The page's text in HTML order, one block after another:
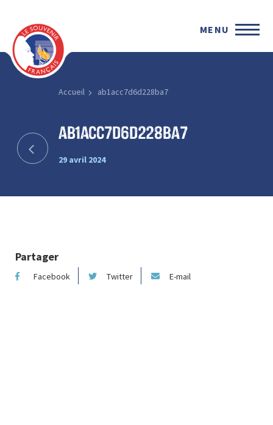
MENU
Accueil ab1acc7d6d228ba7
ab1acc7d6d228ba7
29 avril 2024
Partager
Facebook Twitter E-mail